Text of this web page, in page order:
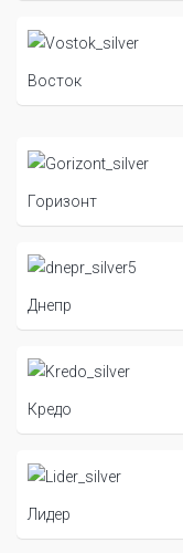
Восток
Горизонт
Днепр
Кредо
Лидер